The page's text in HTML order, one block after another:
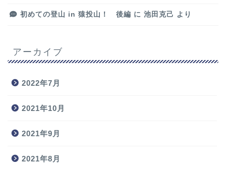
初めての登山 in 猿投山！ 後編 に 池田克己 より
アーカイブ
2022年7月
2021年10月
2021年9月
2021年8月